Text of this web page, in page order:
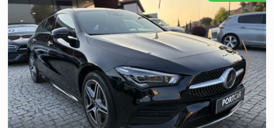
Next